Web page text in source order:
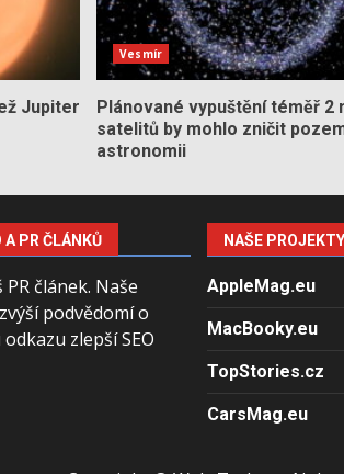
Jupiter
Vesmír
Plánované vypuštění téměř 2
satelitů by mohlo zničit
astronomii
PR ČLÁNKŮ
článek. Naše
podvědomí o
zlepší SEO
NAŠE PROJEKTY
AppleMag.eu
MacBooky.eu
TopStories.cz
CarsMag.eu